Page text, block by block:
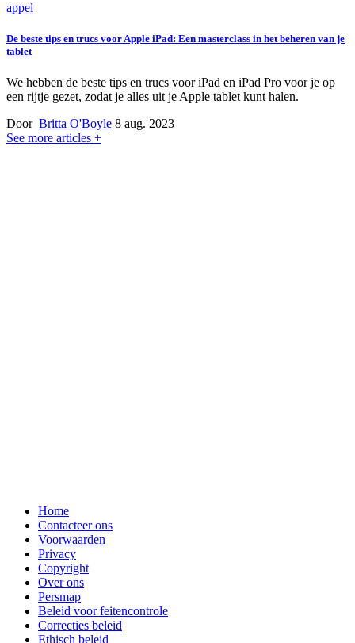
appel
De beste tips en trucs voor Apple iPad: Een masterclass in het beheren van je
tablet
We hebben de beste tips en trucs voor iPad en iPad Pro voor je op
een rijtje gezet, zodat je alles uit je Apple tablet kunt halen.
Door Britta O'Boyle 8 aug. 2023
See more articles +
Home
Contacteer ons
Voorwaarden
Privacy
Copyright
Over ons
Persmap
Beleid voor feitencontrole
Correcties beleid
Ethisch beleid